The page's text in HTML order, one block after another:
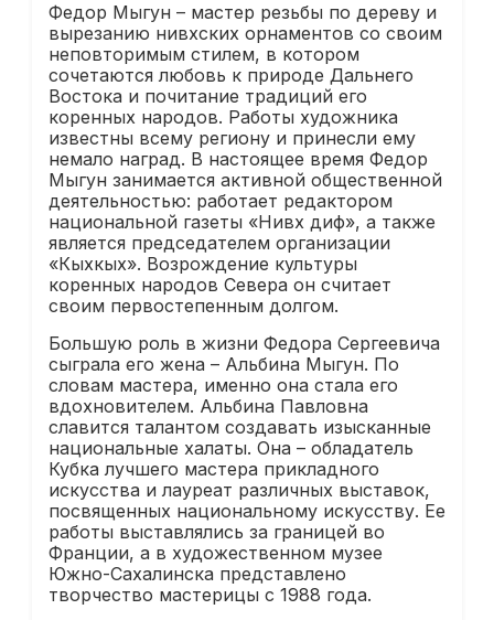
Федор Мыгун – мастер резьбы по дереву и
вырезанию нивхских орнаментов со своим
неповторимым стилем, в котором
сочетаются любовь к природе Дальнего
Востока и почитание традиций его
коренных народов. Работы художника
известны всему региону и принесли ему
немало наград. В настоящее время Федор
Мыгун занимается активной общественной
деятельностью: работает редактором
национальной газеты «Нивх диф», а также
является председателем организации
«Кыхкых». Возрождение культуры
коренных народов Севера он считает
своим первостепенным долгом.
Большую роль в жизни Федора Сергеевича
сыграла его жена – Альбина Мыгун. По
словам мастера, именно она стала его
вдохновителем. Альбина Павловна
славится талантом создавать изысканные
национальные халаты. Она – обладатель
Кубка лучшего мастера прикладного
искусства и лауреат различных выставок,
посвященных национальному искусству. Ее
работы выставлялись за границей во
Франции, а в художественном музее
Южно-Сахалинска представлено
творчество мастерицы с 1988 года.